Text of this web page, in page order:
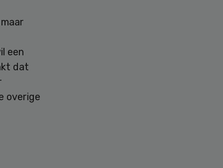
een
dat
overige